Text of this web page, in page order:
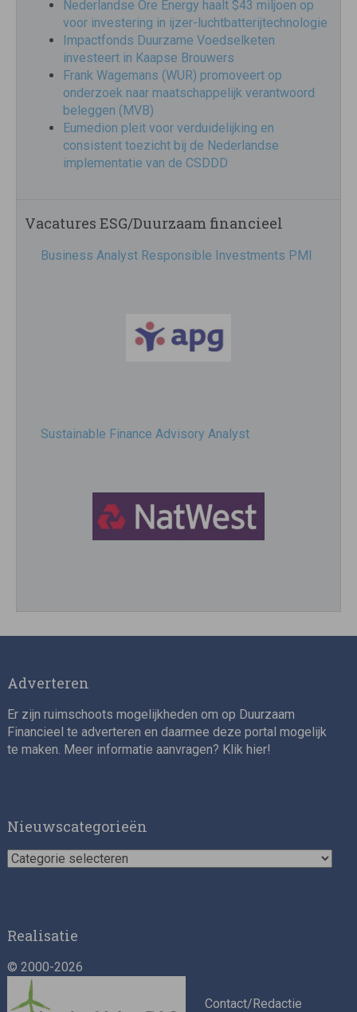
Nederlandse Ore Energy haalt $43 miljoen op
voor investering in ijzer-luchtbatterijtechnologie
Impactfonds Duurzame Voedselketen
investeert in Kaapse Brouwers
Frank Wagemans (WUR) promoveert op
onderzoek naar maatschappelijk verantwoord
beleggen (MVB)
Eumedion pleit voor verduidelijking en
consistent toezicht bij de Nederlandse
implementatie van de CSDDD
Vacatures ESG/Duurzaam financieel
Business Analyst Responsible Investments PMI
Sustainable Finance Advisory Analyst
Director, Impact Investing
Asset Management Internship – Responsible
Adverteren
Er zijn ruimschoots mogelijkheden om op Duurzaam
Financieel te adverteren en daarmee deze portal mogelijk
te maken. Meer informatie aanvragen? Klik hier!
Nieuwscategorieën
Nieuwscategorieën
Realisatie
© 2000-2026
Contact/Redactie